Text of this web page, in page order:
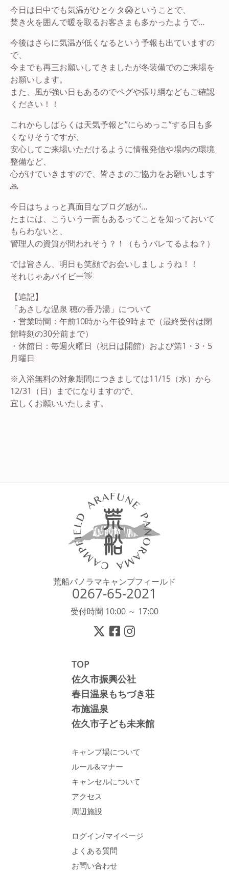
今日は日中でも気温がひとケタ😱ということで、
焚き火を囲んで暖を取るお客さまも多かったようで…
今後はさらに気温が低くなるという予報も出ていますの
で、
今までも再三お願いしてきましたが冬装備でのご来場を
お願いします。
また、風が強い日もあるのでペグや張り綱などもご確認
ください！！
これからしばらくは天気予報と”にらめっこ”する日も多
くなりそうですが、
安心してご来場いただけるように情報発信や場内の環境
整備など、
心がけていきますので、皆さまのご協力をお願いします
🙏
今日はちょっと真面目なブログ感が…
たまには、こういう一面もあるってことを知っておいて
もらわないと、
管理人の資質が問われそう？！（もうバレてるよね？）
では皆さん、明日も笑顔でお会いしましょうね！！
それじゃあバイビー👋
【追記】
「あさしな温泉 穂の香乃湯」について
・営業時間：午前10時から午後9時まで（最終受付は閉
館時刻の30分前まで）
・休館日：毎週火曜日（祝日は開館）および第1・3・5
月曜日
※入浴無料の対象期間につきましては11/15（水）から
12/31（日）までになりますので、
宜しくお願いいたします。
荒船パノラマキャンプフィールド
0267-65-2021
受付時間 10:00 ～ 17:00
TOP
佐久市振興公社
春日温泉もちづき荘
布施温泉
佐久市子ども未来館
キャンプ場について
ルール&マナー
キャンセルについて
アクセス
周辺施設
ログイン/マイページ
よくある質問
お問い合わせ